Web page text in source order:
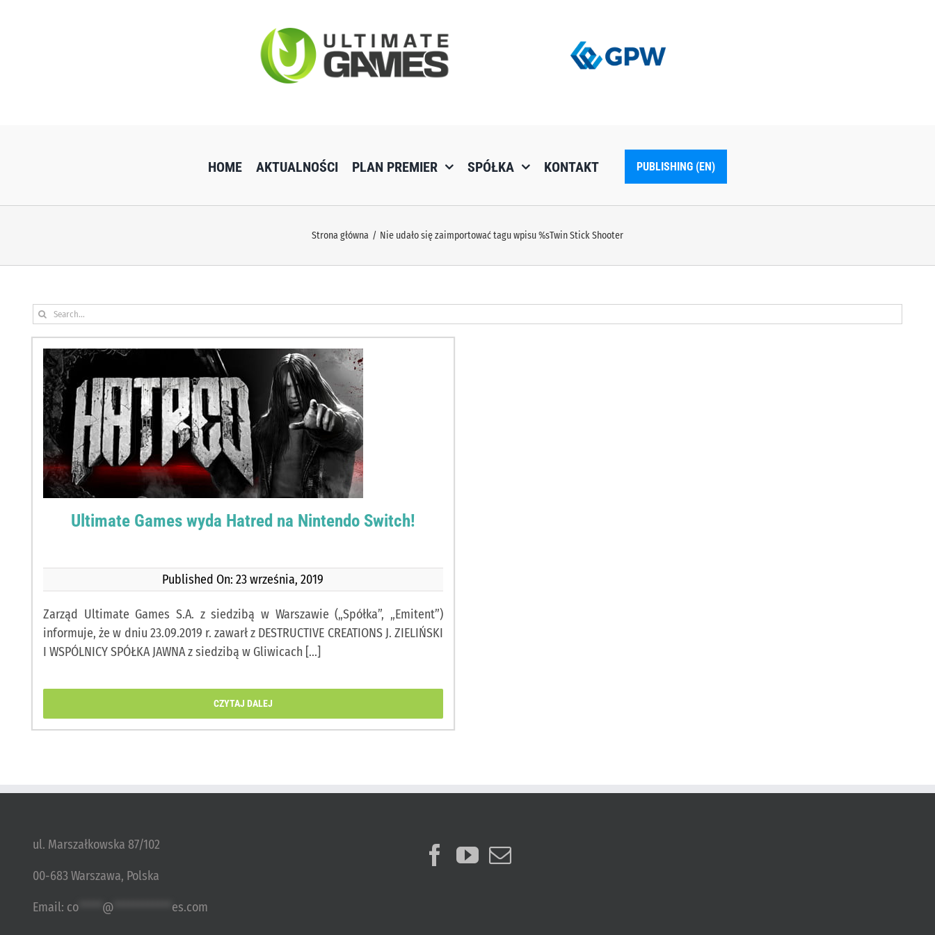
HOME AKTUALNOŚCI PLAN PREMIER SPÓŁKA KONTAKT PUBLISHING (EN)
Strona główna Nie udało się zaimportować tagu wpisu %sTwin Stick Shooter
Szukaj
Ultimate Games wyda Hatred na Nintendo Switch!
Published On: 23 września, 2019
Zarząd Ultimate Games S.A. z siedzibą w Warszawie („Spółka”, „Emitent”)
informuje, że w dniu 23.09.2019 r. zawarł z DESTRUCTIVE CREATIONS J. ZIELIŃSKI
I WSPÓLNICY SPÓŁKA JAWNA z siedzibą w Gliwicach [...]
CZYTAJ DALEJ
ul. Marszałkowska 87/102
00-683 Warszawa, Polska
Email: co @ es.com